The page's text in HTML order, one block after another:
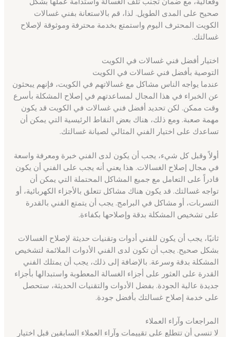
صحيح على المدى الطويل. لذا، قم بالاستعانة بفني غسالات
الكويت المحترف اليوم واستمتع بخدمة محترفة وموثوقة لإصلاح
غسالتك.
اختيار أفضل فني غسالات في الكويت
التوصية بأفضل فني غسالات في الكويت
عندما يواجه الناس مشاكل مع غسالاتهم في الكويت، فإنهم يبحثون
عن الخبراء في هذا المجال لمساعدتهم في إصلاح المشكلة بأسرع
وقت ممكن. لكن تحديد أفضل فني غسالات في الكويت قد يكون
مهمة صعبة. ومع ذلك، هناك بعض النقاط الرئيسية التي يمكن أن
تساعدك على اختيار الفني المثالي لصيانة غسالتك.
أولاً وقبل كل شيء، يجب أن يكون لدى الفني خبرة ومعرفة واسعة
في مجال إصلاح الغسالات. هذا يعني أنه يجب على الفني أن يكون
قادراً على التعامل مع جميع المشاكل المحتملة التي يمكن أن
تواجه غسالتك. قد يكون هناك مشاكل تتعلق بالأجزاء الكهربائية، أو
التسربات، أو مشاكل في البرامج. يجب أن يتمتع الفني بالقدرة
على تشخيص المشكلة بدقة وإصلاحها بكفاءة.
ثانيًا، يجب أن يكون للفني أدوات وتقنيات حديثة لإصلاح الغسالات
بشكل صحيح. يجب أن تكون لدى الفني الأدوات الملائمة لتشخيص
المشكلة بدقة وسرعة. بالإضافة إلى ذلك، يجب أن يمتلك الفني
القدرة على العثور على أجزاء الغسالة المعطوبة واستبدالها بأجزاء
جديدة عالية الجودة. بفضل الأدوات والتقنيات الحديثة، ستحصل
على خدمة إصلاح غسالتك بأفضل جودة.
المراجعات وآراء العملاء
لا تنسى أن تتطلع على تقييمات وآراء العملاء السابقين قبل اختيار